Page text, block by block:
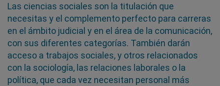
Las ciencias sociales son la titulación que
necesitas y el complemento perfecto para carreras
en el ámbito judicial y en el área de la comunicación,
con sus diferentes categorías. También darán
acceso a trabajos sociales, y otros relacionados
con la sociología, las relaciones laborales o la
política, que cada vez necesitan personal más